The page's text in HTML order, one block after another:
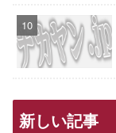
新しい記事